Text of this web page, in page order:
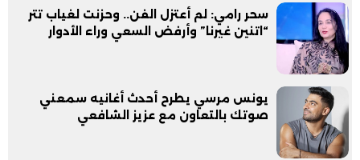
سحر رامي: لم أعتزل الفن.. وحزنت لغياب تتر
“اتنين غيرنا” وأرفض السعي وراء الأدوار
يونس مرسي يطرح أحدث أغانيه سمعني
صوتك بالتعاون مع عزيز الشافعي